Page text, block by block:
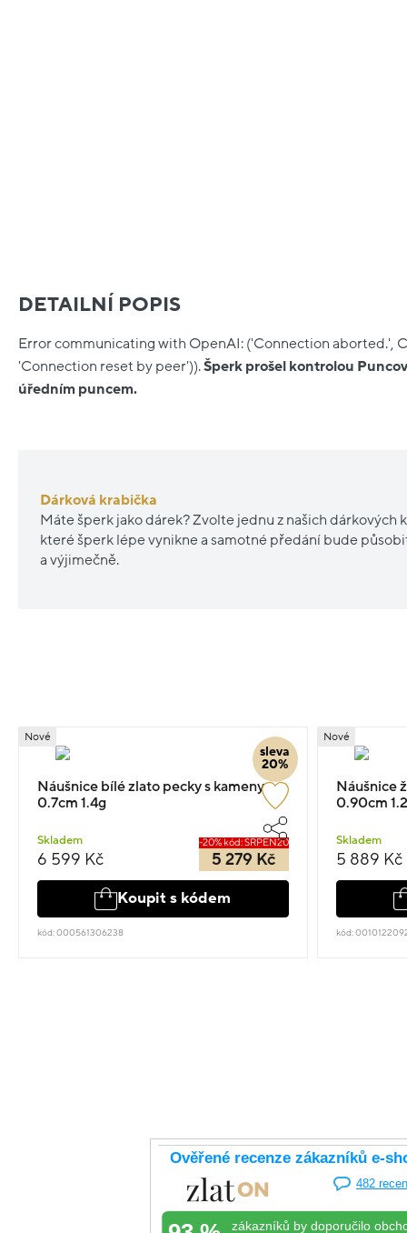
DETAILNÍ POPIS
Error communicating with OpenAI: ('Connection aborted.',
'Connection reset by peer')).Šperk prošel kontrolou
úředním puncem.
Dárková krabička
Máte šperk jako dárek? Zvolte jednu z našich dárkových
které šperk lépe vynikne a samotné předání bude
a výjimečně.
sleva
20%
Nové
Náušnice bílé zlato pecky s kameny
0.7cm 1.4g
Skladem
6 599 Kč
-20% kód: SRPEN20
5 279 Kč
Koupit s kódem
kód: 000561306238
Nové
Náušnice
0.90cm
Skladem
5 889 Kč
kód: